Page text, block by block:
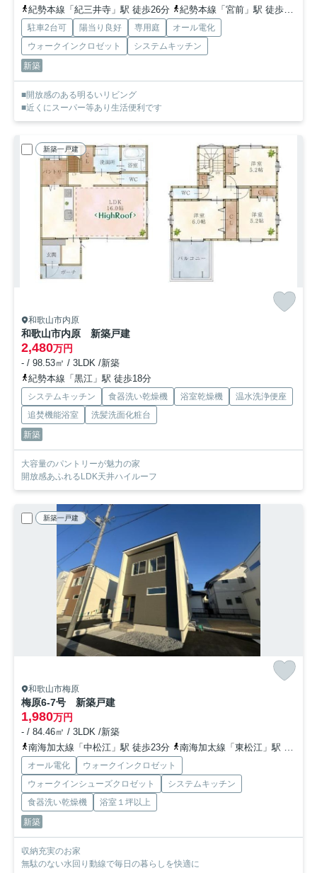
紀勢本線「紀三井寺」駅 徒歩26分
紀勢本線「宮前」駅 徒歩41分
駐車2台可 陽当り良好 専用庭
オール電化
ウォークインクロゼット
システムキッチン
新築
■開放感のある明るいリビング
■近くにスーパー等あり生活便利です
新築一戸建
和歌山市内原
和歌山市内原 新築戸建
2,480万円
- / 98.53㎡ / 3LDK /新築
紀勢本線「黒江」駅 徒歩18分
システムキッチン 食器洗い乾燥機 浴室乾燥機
温水洗浄便座
追焚機能浴室
洗髪洗面化粧台
新築
大容量のパントリーが魅力の家
開放感あふれるLDK天井ハイルーフ
新築一戸建
和歌山市梅原
梅原6-7号 新築戸建
1,980万円
- / 84.46㎡ / 3LDK /新築
南海加太線「中松江」駅 徒歩23分
南海加太線「東松江」駅 徒歩24分
オール電化
ウォークインクロゼット
ウォークインシューズクロゼット
システムキッチン
食器洗い乾燥機
浴室１坪以上
新築
収納充実のお家
無駄のない水回り動線で毎日の暮らしを快適に